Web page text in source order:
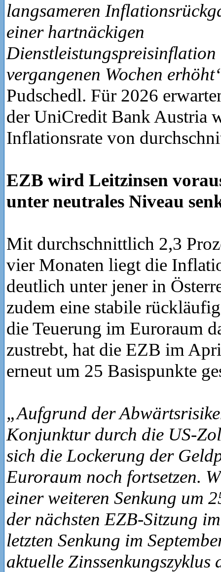
langsameren
einer hartnäckigen
Dienstleistungspreisinflation
vergangenen Wochen
Pudschedl. Für 2026
der UniCredit Bank Austria
Inflationsrate von
EZB wird Leitzinsen
unter neutrales Niveau
Mit durchschnittlich 2,3
vier Monaten liegt die
deutlich unter jener in
zudem eine stabile
die Teuerung im Euroraum
zustrebt, hat die EZB im
erneut um 25 Basispunkte
„Aufgrund der
Konjunktur durch die US-
sich die Lockerung der
Euroraum noch fortsetzen.
einer weiteren Senkung um
der nächsten EZB-Sitzung
letzten Senkung im
aktuelle Zinssenkungszyklus